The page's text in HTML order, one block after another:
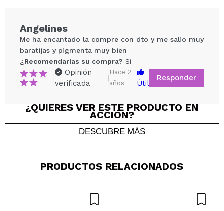
Compartir un vídeo o una foto
Tu vídeo podría ser el primero. Imagínatelo...
¿Recomendarías su compra? Si No
5/5
ENVIAR
Angelines
Me ha encantado la compre con dto y me salio muy
baratijas y pigmenta muy bien
¿Recomendarías su compra? Si
|
Opinión
verificada
|
Hace 2
años
Útil
Responder
¿QUIERES VER ESTE PRODUCTO EN
ACCIÓN?
DESCUBRE MÁS
PRODUCTOS RELACIONADOS